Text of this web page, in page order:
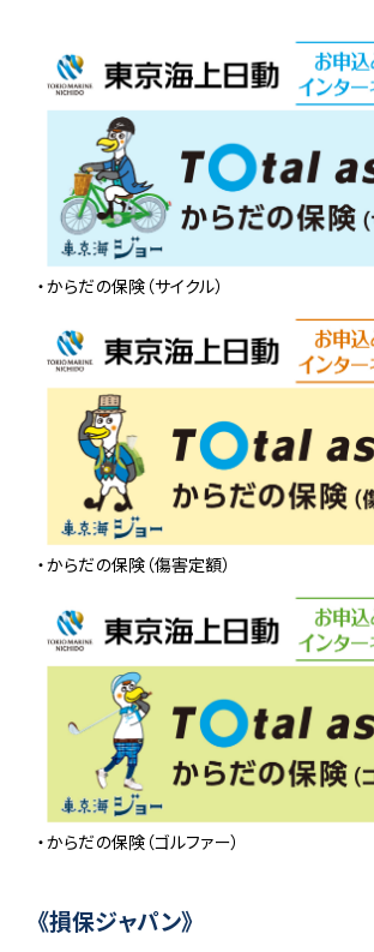
・からだの保険（サイクル）
・からだの保険（傷害定額）
・からだの保険（ゴルファー）
《損保ジャパン》